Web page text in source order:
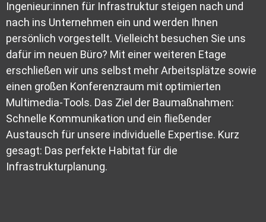
Ingenieur:innen für Infrastruktur steigen nach und
nach ins Unternehmen ein und werden Ihnen
persönlich vorgestellt. Vielleicht besuchen Sie uns
dafür im neuen Büro? Mit einer weiteren Etage
erschließen wir uns selbst mehr Arbeitsplätze sowie
einen großen Konferenzraum mit optimierten
Multimedia-Tools. Das Ziel der Baumaßnahmen:
Schnelle Kommunikation und ein fließender
Austausch für unsere individuelle Expertise. Kurz
gesagt: Das perfekte Habitat für die
Infrastrukturplanung.